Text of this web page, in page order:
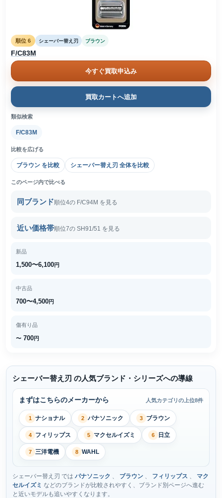
順位 6 シェーバー替え刃 ブラウン
F/C83M
今すぐ買取申込み
買取カートへ追加
類似検索
F/C83M
比較を広げる
ブラウン を比較 シェーバー替え刃 全体を比較
このページ内で比べる
同ブランド 順位4の F/C94M を見る
近い価格帯順位7の SH91/51 を見る
新品
1,500〜6,100円
中古品
700〜4,500円
傷有り品
〜 700円
シェーバー替え刃 の人気ブランド・シリーズへの導線
まずはこちらのメーカーから 人気カテゴリの上位8件
1 ナショナル 2 パナソニック 3 ブラウン
4 フィリップス 5 マクセルイズミ 6 日立
7 三洋電機 8 WAHL
シェーバー替え刃 では パナソニック 、 ブラウン 、 フィリップス 、 マク
セルイズミ などのブランドが比較されやすく、ブランド別ページへ進む
と近いモデルも追いやすくなります。